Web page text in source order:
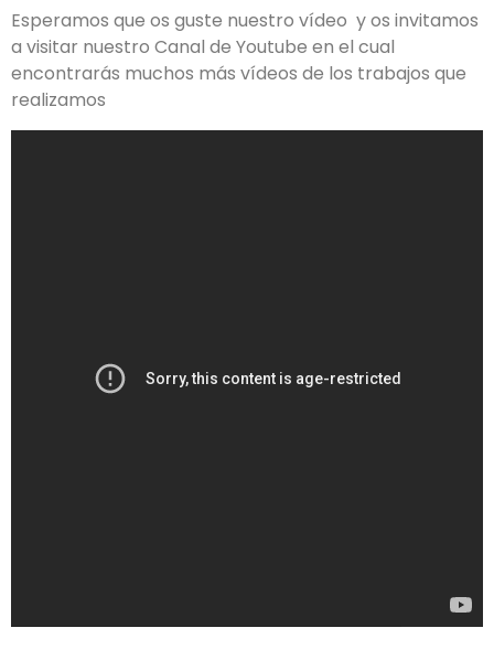
Esperamos que os guste nuestro vídeo y os invitamos
a visitar nuestro Canal de Youtube en el cual
encontrarás muchos más vídeos de los trabajos que
realizamos